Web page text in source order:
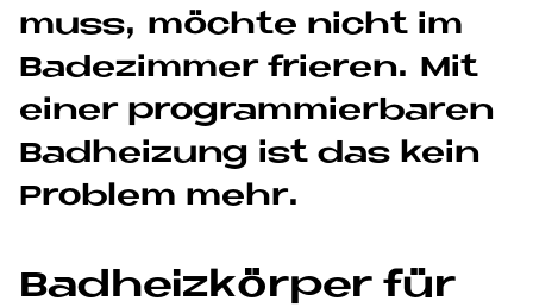
muss, möch­te nicht im
Ba­de­zim­mer frie­ren. Mit
ei­ner pro­gram­mier­ba­ren
Bad­hei­zung ist das kein
Pro­blem mehr.
Bad­heiz­kör­per für